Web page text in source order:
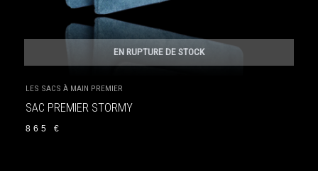
EN RUPTURE DE STOCK
LES SACS À MAIN PREMIER
SAC PREMIER STORMY
865€